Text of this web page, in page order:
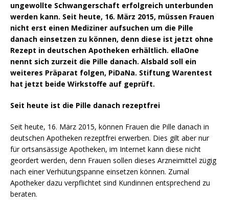
ungewollte Schwangerschaft erfolgreich unterbunden
werden kann. Seit heute, 16. März 2015, müssen Frauen
nicht erst einen Mediziner aufsuchen um die Pille
danach einsetzen zu können, denn diese ist jetzt ohne
Rezept in deutschen Apotheken erhältlich. ellaOne
nennt sich zurzeit die Pille danach. Alsbald soll ein
weiteres Präparat folgen, PiDaNa. Stiftung Warentest
hat jetzt beide Wirkstoffe auf geprüft.
Seit heute ist die Pille danach rezeptfrei
Seit heute, 16. März 2015, können Frauen die Pille danach in
deutschen Apotheken rezeptfrei erwerben. Dies gilt aber nur
für ortsansässige Apotheken, im Internet kann diese nicht
geordert werden, denn Frauen sollen dieses Arzneimittel zügig
nach einer Verhütungspanne einsetzen können. Zumal
Apotheker dazu verpflichtet sind Kundinnen entsprechend zu
beraten.